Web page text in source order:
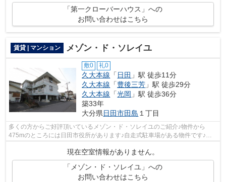
「第一クローバーハウス」への
お問い合わせはこちら
賃貸 | マンション メゾン・ド・ソレイユ
敷0 礼0
久大本線 「 日田 」駅 徒歩11分
久大本線 「豊後三芳 」駅 徒歩29分
久大本線 「光岡 」駅 徒歩36分
築33年
大分県日田市田島 １丁目
多くの方からご好評頂いているメゾン・ド・ソレイユのご紹介♪物件から
475mのところには日田市役所があります♪自走式駐車場がある物件です♪こ
現在空室情報がありません。
「メゾン・ド・ソレイユ」への
お問い合わせはこちら